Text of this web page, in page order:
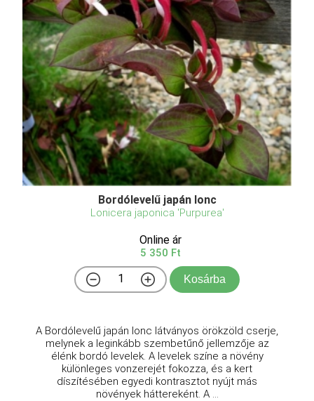
Bordólevelű japán lonc
Lonicera japonica 'Purpurea'
Online ár
5 350 Ft
Kosárba
A Bordólevelű japán lonc látványos örökzöld cserje,
melynek a leginkább szembetűnő jellemzője az
élénk bordó levelek. A levelek színe a növény
különleges vonzerejét fokozza, és a kert
díszítésében egyedi kontrasztot nyújt más
növények háttereként. A ...